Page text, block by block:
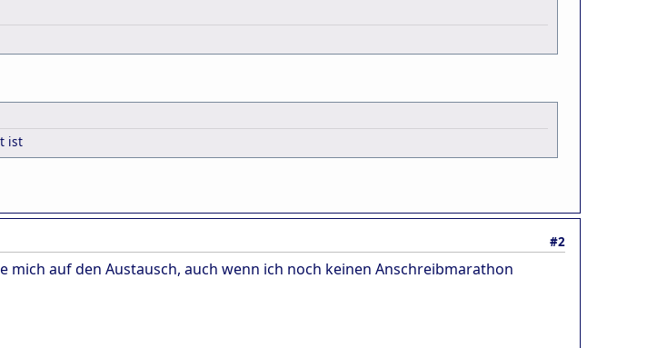
ist
#2
mich auf den Austausch, auch wenn ich noch keinen Anschreibmarathon